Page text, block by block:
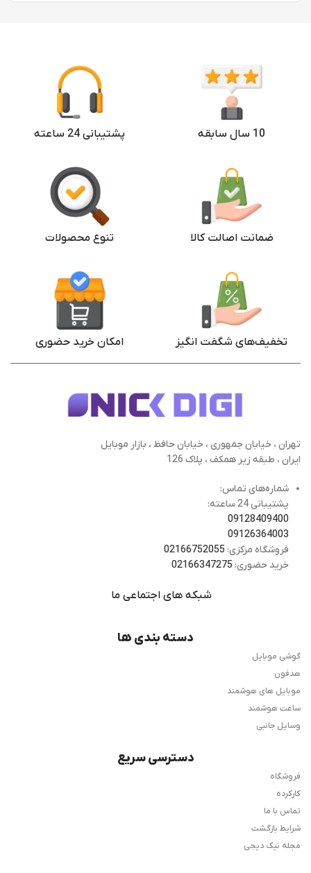
10 سال سابقه پشتیبانی 24 ساعته
ضمانت اصالت کالا تنوع محصولات
تخفیف‌های شگفت انگیز امکان خرید حضوری
تهران ، خیابان جمهوری ، خیابان حافظ ، بازار موبایل
ایران ، طبقه زیر همکف ، پلاک 126
شماره‌های تماس:
پشتیبانی 24 ساعته:
09128409400
09126364003
فروشگاه مرکزی: 02166752055
خرید حضوری: 02166347275
شبکه های اجتماعی ما
دسته بندی ها
گوشی موبایل
هدفون
موبایل های هوشمند
ساعت هوشمند
وسایل جانبی
دسترسی سریع
فروشگاه
کارکرده
تماس با ما
شرایط بازگشت
مجله نیک دیجی